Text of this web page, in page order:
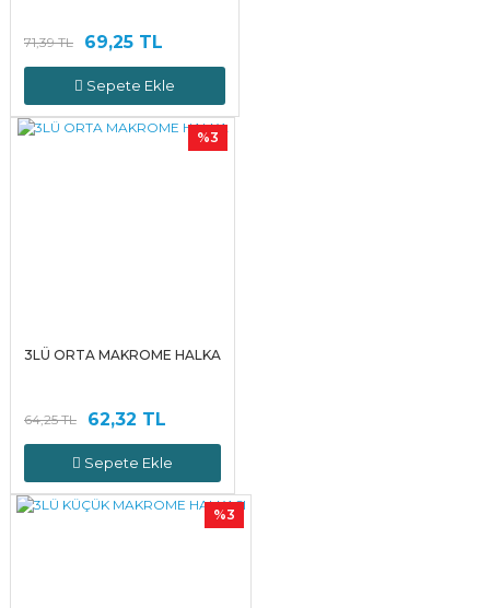
71,39 TL 69,25 TL
Sepete Ekle
%3
3LÜ ORTA MAKROME HALKA
64,25 TL 62,32 TL
Sepete Ekle
%3